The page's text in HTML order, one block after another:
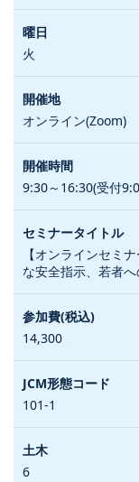
火
オンライン(Zoom)
9:30～16:30(受付
【オンラインセミ
な安全指示、若者
14,300
101-1
6